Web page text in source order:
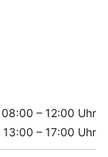
08:00 – 12:00 Uhr
13:00 – 17:00 Uhr